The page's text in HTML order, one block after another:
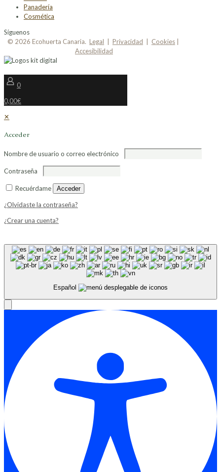
Panadería
Cosmética
Síguenos
© 2026 Ecohuerta Canaria. Legal Privacidad Cookies
Accesibilidad
0
0,00€
✕
Acceder
Nombre de usuario o correo electrónico
Contraseña
Recuérdame Acceder
¿Olvidaste la contraseña?
¿Crear una cuenta?
Español